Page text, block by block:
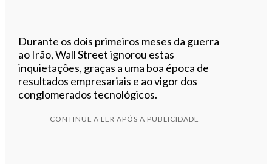
Durante os dois primeiros meses da guerra
ao Irão, Wall Street ignorou estas
inquietações, graças a uma boa época de
resultados empresariais e ao vigor dos
conglomerados tecnológicos.
CONTINUE A LER APÓS A PUBLICIDADE